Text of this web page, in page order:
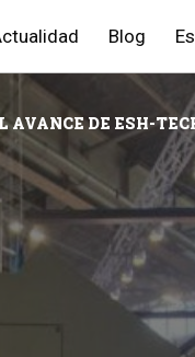
Blog
AVANCE DE ESH-